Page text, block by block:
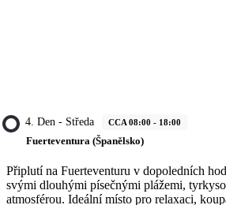
4. Den - Středa CCA 08:00 - 18:00
Fuerteventura (Španělsko)
Připlutí na Fuerteventuru v dopoledních
svými dlouhými písečnými plážemi,
atmosférou. Ideální místo pro relaxaci,